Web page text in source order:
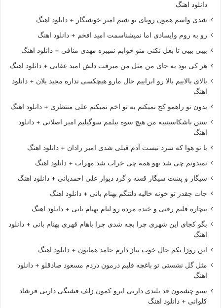
دانلود اهنگ
شدی واسم همون رویای تو شبم امیر خوشنگار + دانلود اهنگ
رو به روم وایسادی اما نمیشناسمت امید افخم + دانلود اهنگ
بیبی بیبی تا بغل نکنی منو خوابم نمیبره مهدی منافی + دانلود اهنگ
هر کی بود به جای من مثل من میرفت دلش امید عقابی + دانلود اهنگ
بالای بالاییم بالا رو ابراییم حال مارو هیچکسی نداره مجید یلان + دانلود
اهنگ
بدون تو راهمو کج نمیکنم به تو اخم نمیکنم علی منتظری + دانلود اهنگ
سنن باشکاسینییه من هیچ سوه بیلمم سوگیلیم امیر اصلانی + دانلود
اهنگ
با تو هوا که سرد نیست آدم قبلی شدی امیر رادان + دانلود اهنگ
نمیدونم چی شد یهو همه چی خراب شد مهراب + دانلود اهنگ
سیگار و پشت سیگار قسه و گرد دیوار علی احمدیانی + دانلود اهنگ
جات چقدر تو خونه خالیه دلتنگم بهنام بانی + دانلود اهنگ
بیچاره قلبم رفتی و خنده مرده رو لبام بهنام بانی + دانلود اهنگ
بگو کجای این شهری چرا بچه شدی چرا باهام قهری بهنام بانی + دانلود
اهنگ
این روزا یکم حال خوب نیاز دارم حامد همایون + دانلود اهنگ
مثل گل نشستی تو باغچه قلبم درمون دردم مسعود صادقلو + دانلود
اهنگ
سیو چشمون قد بلندی دارنی ابرو کمون زلف قشنگی دارنی فرشاد
کلوانی + دانلود اهنگ